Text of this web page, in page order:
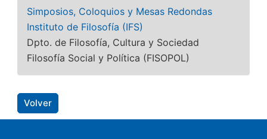
Simposios, Coloquios y Mesas Redondas
Instituto de Filosofía (IFS)
Dpto. de Filosofía, Cultura y Sociedad
Filosofía Social y Política (FISOPOL)
Volver